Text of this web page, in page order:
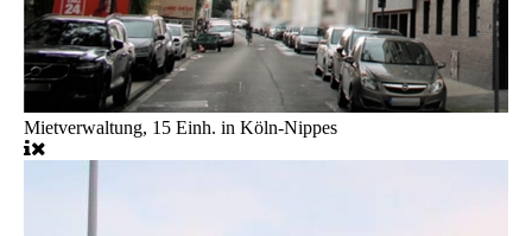
Mietverwaltung, 15 Einh. in Köln-Nippes